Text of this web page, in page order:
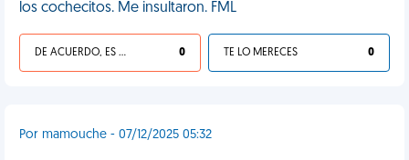
los cochecitos. Me insultaron. FML
DE ACUERDO, ES UNA VIDA HP 0 TE LO MERECES 0
Por mamouche - 07/12/2025 05:32